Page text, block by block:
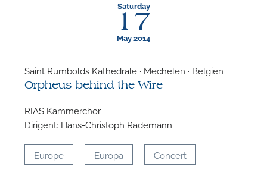
Saturday
17
May 2014
Saint Rumbolds Kathedrale · Mechelen · Belgien
Orpheus behind the Wire
RIAS Kammerchor
Dirigent: Hans-Christoph Rademann
Europe Europa Concert